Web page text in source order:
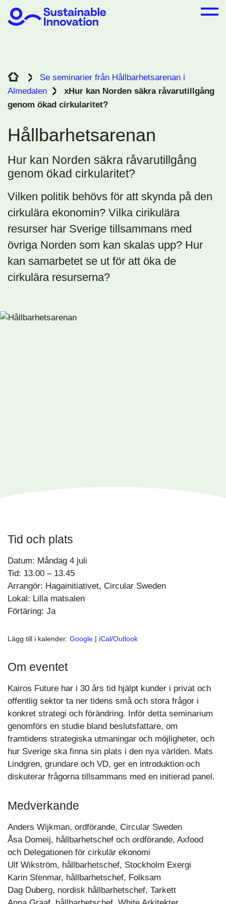
Se seminarier från Hållbarhetsarenan i
Almedalen
xHur kan Norden säkra råvarutillgång
genom ökad cirkularitet?
Hållbarhetsarenan
Hur kan Norden säkra råvarutillgång
genom ökad cirkularitet?
Vilken politik behövs för att skynda på den
cirkulära ekonomin? Vilka cirikulära
resurser har Sverige tillsammans med
övriga Norden som kan skalas upp? Hur
kan samarbetet se ut för att öka de
cirkulära resurserna?
Tid och plats
Datum: Måndag 4 juli
Tid: 13.00 – 13.45
Arrangör: Hagainitiativet, Circular Sweden
Lokal: Lilla matsalen
Förtäring: Ja
Lägg till i kalender: Google | iCal/Outlook
Om eventet
Kairos Future har i 30 års tid hjälpt kunder i privat och
offentlig sektor ta ner tidens små och stora frågor i
konkret strategi och förändring. Inför detta seminarium
genomförs en studie bland beslutsfattare, om
framtidens strategiska utmaningar och möjligheter, och
hur Sverige ska finna sin plats i den nya världen. Mats
Lindgren, grundare och VD, ger en introduktion och
diskuterar frågorna tillsammans med en initierad panel.
Medverkande
Anders Wijkman, ordförande, Circular Sweden
Åsa Domeij, hållbarhetschef och ordförande, Axfood
och Delegationen för cirkulär ekonomi
Ulf Wikström, hållbarhetschef, Stockholm Exergi
Karin Stenmar, hållbarhetschef, Folksam
Dag Duberg, nordisk hållbarhetschef, Tarkett